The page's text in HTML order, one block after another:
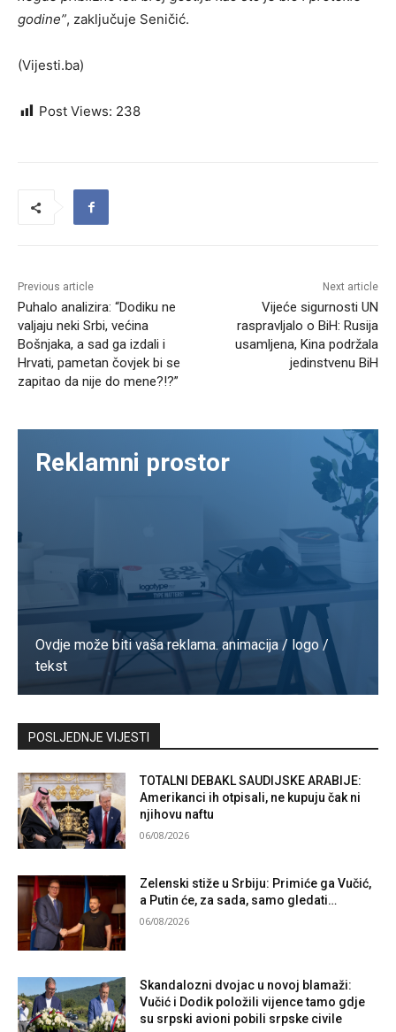
godine”, zaključuje Seničić.
(Vijesti.ba)
Post Views: 238
Previous article
Puhalo analizira: “Dodiku ne
valjaju neki Srbi, većina
Bošnjaka, a sad ga izdali i
Hrvati, pametan čovjek bi se
zapitao da nije do mene?!?”
Next article
Vijeće sigurnosti UN
raspravljalo o BiH: Rusija
usamljena, Kina podržala
jedinstvenu BiH
Reklamni prostor
Ovdje može biti vaša reklama. animacija / logo /
tekst
Kontaktirajte nas
POSLJEDNJE VIJESTI
TOTALNI DEBAKL SAUDIJSKE ARABIJE:
Amerikanci ih otpisali, ne kupuju čak ni
njihovu naftu
06/08/2026
Zelenski stiže u Srbiju: Primiće ga Vučić,
a Putin će, za sada, samo gledati…
06/08/2026
Skandalozni dvojac u novoj blamaži:
Vučić i Dodik položili vijence tamo gdje
su srpski avioni pobili srpske civile